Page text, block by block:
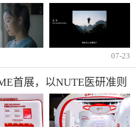
07-23
首展，以NUTE医研准则
产品